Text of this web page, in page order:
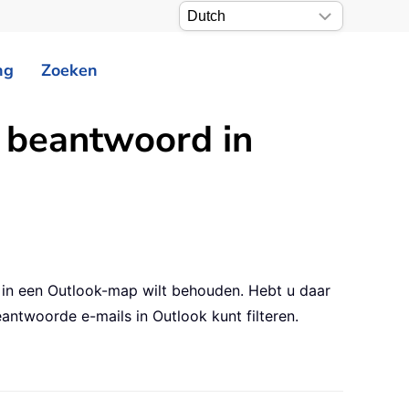
Zoeken
in
een Outlook-map wilt behouden. Hebt u daar
e-mails in Outlook kunt filteren.